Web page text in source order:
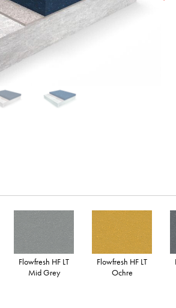
Flowfresh HF LT
Mid Grey
Flowfresh HF LT
Ochre